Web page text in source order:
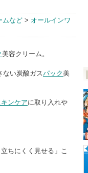
ムなど > オールインワ
美容クリーム。
ない炭酸ガスパック美
キンケアに取り入れや
ちにくく見せる」こ